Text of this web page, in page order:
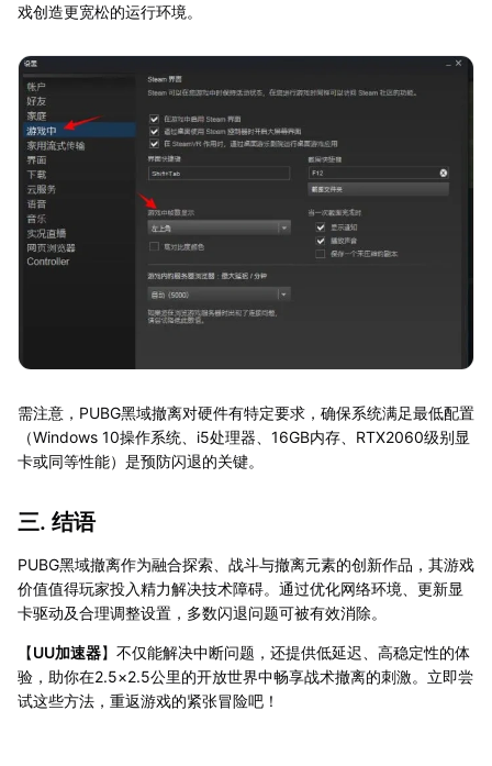
戏创造更宽松的运行环境。
需注意，PUBG黑域撤离对硬件有特定要求，确保系统满足最低配置
（Windows 10操作系统、i5处理器、16GB内存、RTX2060级别显
卡或同等性能）是预防闪退的关键。
三. 结语
PUBG黑域撤离作为融合探索、战斗与撤离元素的创新作品，其游戏
价值值得玩家投入精力解决技术障碍。通过优化网络环境、更新显
卡驱动及合理调整设置，多数闪退问题可被有效消除。
【UU加速器】不仅能解决中断问题，还提供低延迟、高稳定性的体
验，助你在2.5×2.5公里的开放世界中畅享战术撤离的刺激。立即尝
试这些方法，重返游戏的紧张冒险吧！